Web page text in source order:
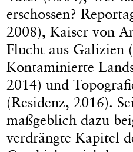
erschossen?
2008), Kaiser von
Flucht aus Galizien
Kontaminierte
2014) und
(Residenz, 2016).
maßgeblich dazu
verdrängte Kapitel